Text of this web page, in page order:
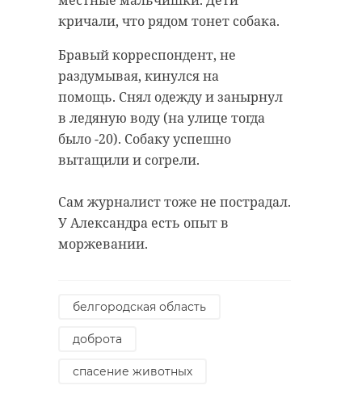
кричали, что рядом тонет собака.
Бравый корреспондент, не
раздумывая, кинулся на
помощь. Снял одежду и занырнул
в ледяную воду (на улице тогда
было -20). Собаку успешно
вытащили и согрели.
Сам журналист тоже не пострадал.
У Александра есть опыт в
моржевании.
белгородская область
доброта
спасение животных